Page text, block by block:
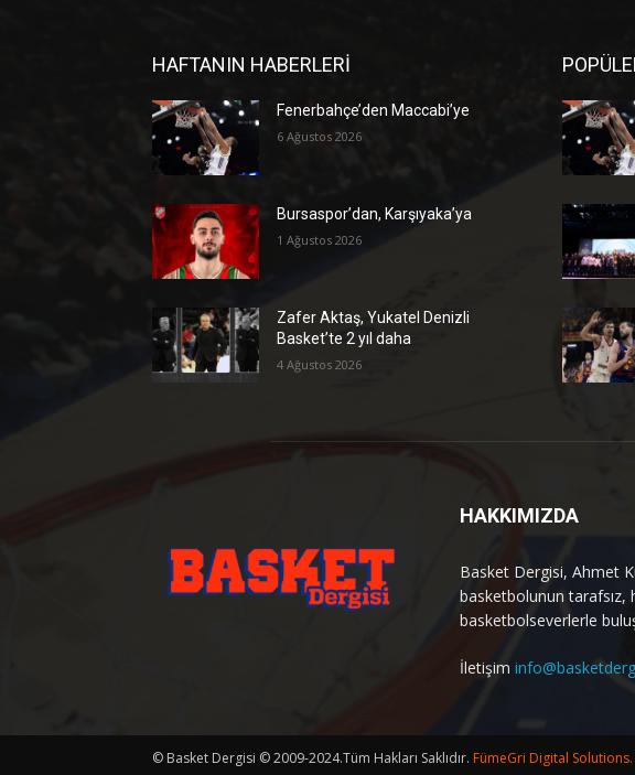
HAFTANIN HABERLERİ
Fenerbahçe’den Maccabi’ye
6 Ağustos 2026
Bursaspor’dan, Karşıyaka’ya
1 Ağustos 2026
Zafer Aktaş, Yukatel Denizli
Basket’te 2 yıl daha
4 Ağustos 2026
HAKKIMIZDA
Basket Dergisi, Ahmet
basketbolunun tarafsız,
basketbolseverlerle
İletişim
© Basket Dergisi © 2009-2024.Tüm Hakları Saklıdır. FümeGri Digital Solutions.